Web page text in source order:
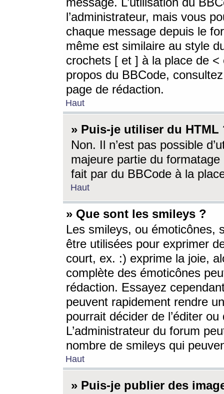
l’administrateur, mais vous
chaque message depuis le
même est similaire au style
crochets [ et ] à la place de <
propos du BBCode,
page de rédaction.
Haut
» Puis-je utiliser du HTML
Non. Il n’est pas possible
majeure partie du
fait par du BBCode à la
Haut
» Que sont les smileys ?
Les smileys, ou émoticônes,
être utilisées pour exprimer
court, ex. :) exprime la joie,
complète des émoticônes
rédaction. Essayez
peuvent rapidement rendre
pourrait décider de l’éditer
L’administrateur du forum
nombre de smileys qui
Haut
» Puis-je publier des